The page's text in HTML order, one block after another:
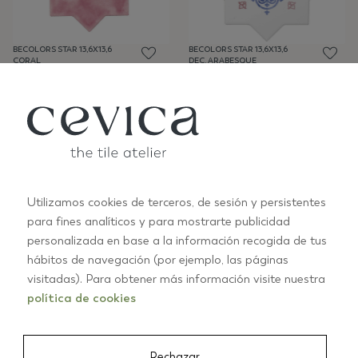
BECOLORS STAR 13,6X13,6
CORAL
BECOLORS STAR 13,6X13,6
DEC. ARABESQUE
BECOLORS STAR 13,6X13,6
LB68
BECOLORS STAR 13,6X13,6
LB68
Utilizamos cookies de terceros, de sesión y persistentes
para fines analíticos y para mostrarte publicidad
personalizada en base a la información recogida de tus
hábitos de navegación (por ejemplo, las páginas
visitadas). Para obtener más información visite nuestra
política de cookies